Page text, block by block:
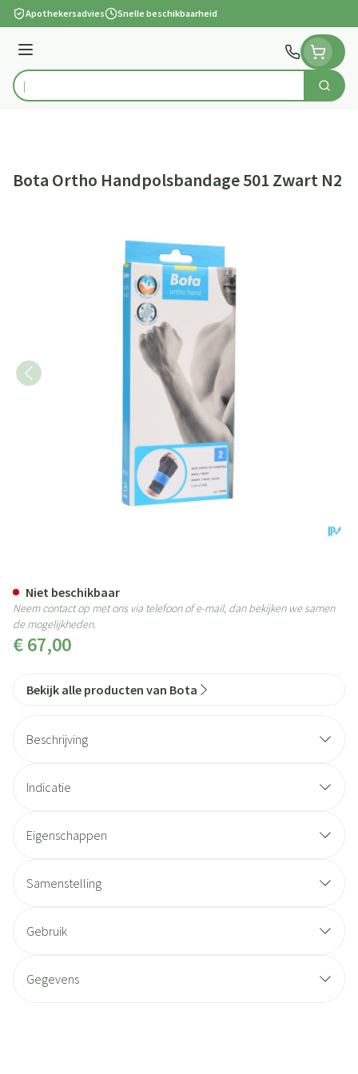
Ga naar de inhoud
Apothekersadvies Snelle beschikbaarheid
Menu
Product, merk, categorie... Zoek
Bota Ortho Handpolsbandage 501 Zwart N2
€ 67,00
Niet beschikbaar
Neem contact op met ons via telefoon of e-mail, dan bekijken we samen
de mogelijkheden.
Bekijk alle producten van Bota
Beschrijving
Indicatie
Eigenschappen
Samenstelling
Gebruik
Gegevens